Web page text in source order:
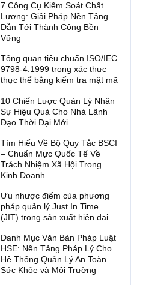
7 Công Cụ Kiểm Soát Chất
Lượng: Giải Pháp Nền Tảng
Dẫn Tới Thành Công Bền
Vững
Tổng quan tiêu chuẩn ISO/IEC
9798-4:1999 trong xác thực
thực thể bằng kiểm tra mật mã
10 Chiến Lược Quản Lý Nhân
Sự Hiệu Quả Cho Nhà Lãnh
Đạo Thời Đại Mới
Tìm Hiểu Về Bộ Quy Tắc BSCI
– Chuẩn Mực Quốc Tế Về
Trách Nhiệm Xã Hội Trong
Kinh Doanh
Ưu nhược điểm của phương
pháp quản lý Just In Time
(JIT) trong sản xuất hiện đại
Danh Mục Văn Bản Pháp Luật
HSE: Nền Tảng Pháp Lý Cho
Hệ Thống Quản Lý An Toàn
Sức Khỏe và Môi Trường